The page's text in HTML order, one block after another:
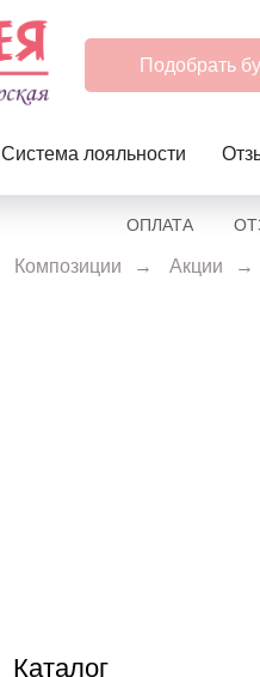
Подобрать
Система лояльности
ОПЛАТА
Композиции → Акции →
Акции